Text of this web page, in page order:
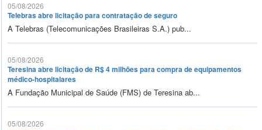
05/08/2026
Telebras abre licitação para contratação de seguro
A Telebras (Telecomunicações Brasileiras S.A.) pub...
05/08/2026
Teresina abre licitação de R$ 4 milhões para compra de equipamentos
médico-hospitalares
A Fundação Municipal de Saúde (FMS) de Teresina ab...
05/08/2026